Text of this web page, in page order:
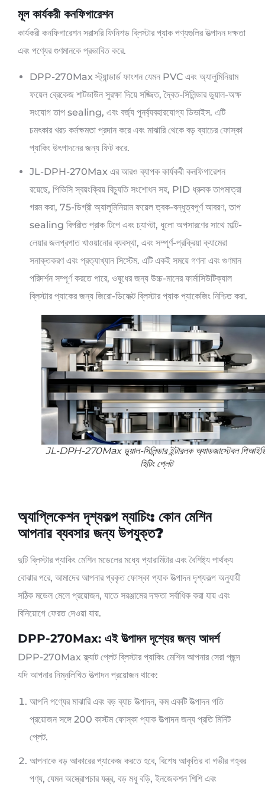
মূল কার্যকরী কনফিগারেশন
কার্যকরী কনফিগারেশন সরাসরি ফিনিশড ব্লিস্টার প্যাক পণ্যগুলির উত্পাদন দক্ষতা
এবং পণ্যের গুণমানকে প্রভাবিত করে.
DPP-270Max স্ট্যান্ডার্ড ফাংশন যেমন PVC এবং অ্যালুমিনিয়াম
ফয়েল ব্রেকেজ শাটডাউন সুরক্ষা দিয়ে সজ্জিত, দ্বৈত-সিলিন্ডার ডুয়াল-অক্ষ
সংযোগ তাপ sealing, এবং বর্জ্য পুনর্ব্যবহারযোগ্য ডিভাইস. এটি
চমৎকার খরচ কর্মক্ষমতা প্রদান করে এবং মাঝারি থেকে বড় ব্যাচের ফোস্কা
প্যাকিং উৎপাদনের জন্য ফিট করে.
JL-DPH-270Max এর আরও ব্যাপক কার্যকরী কনফিগারেশন
রয়েছে, পিভিসি স্বয়ংক্রিয় বিচ্যুতি সংশোধন সহ, PID ধ্রুবক তাপমাত্রা
গরম করা, 75-ডিগ্রী অ্যালুমিনিয়াম ফয়েল ত্বক-বন্ধুত্বপূর্ণ আবরণ, তাপ
sealing বিপরীত প্রাক টিপে এবং চ্যাপ্টা, ধুলো অপসারণের সাথে মাল্টি-
লেয়ার জলপ্রপাত খাওয়ানোর ব্যবস্থা, এবং সম্পূর্ণ-প্রক্রিয়া ক্যামেরা
সনাক্তকরণ এবং প্রত্যাখ্যান সিস্টেম. এটি একই সময়ে গণনা এবং গুণমান
পরিদর্শন সম্পূর্ণ করতে পারে, ওষুধের জন্য উচ্চ-মানের ফার্মাসিউটিক্যাল
ব্লিস্টার প্যাকের জন্য জিরো-ডিফেক্ট ব্লিস্টার প্যাক প্যাকেজিং নিশ্চিত করা.
JL-DPH-270Max ডুয়াল-সিলিন্ডার ইন্টারলক অ্যাডজাস্টেবল
হিটিং প্লেট
অ্যাপ্লিকেশন দৃশ্যকল্প ম্যাচিং: কোন মেশিন
আপনার ব্যবসার জন্য উপযুক্ত?
দুটি ব্লিস্টার প্যাকিং মেশিন মডেলের মধ্যে প্যারামিটার এবং বৈশিষ্ট্য পার্থক্য
বোঝার পরে, আমাদের আপনার প্রকৃত ফোস্কা প্যাক উত্পাদন দৃশ্যকল্প অনুযায়ী
সঠিক মডেল মেলে প্রয়োজন, যাতে সরঞ্জামের দক্ষতা সর্বাধিক করা যায় এবং
বিনিয়োগে ফেরত দেওয়া যায়.
DPP-270Max: এই উত্পাদন দৃশ্যের জন্য আদর্শ
DPP-270Max ফ্ল্যাট প্লেট ব্লিস্টার প্যাকিং মেশিন আপনার সেরা পছন্দ
যদি আপনার নিম্নলিখিত উত্পাদন প্রয়োজন থাকে:
আপনি পণ্যের মাঝারি এবং বড় ব্যাচ উত্পাদন, কম একটি উত্পাদন গতি
প্রয়োজন সঙ্গে 200 কাস্টম ফোস্কা প্যাক উত্পাদন জন্য প্রতি মিনিট
প্লেট.
আপনাকে বড় আকারের প্যাকেজ করতে হবে, বিশেষ আকৃতির বা গভীর গহ্বর
পণ্য, যেমন অস্ত্রোপচার যন্ত্র, বড় মধু বড়ি, ইনজেকশন শিশি এবং